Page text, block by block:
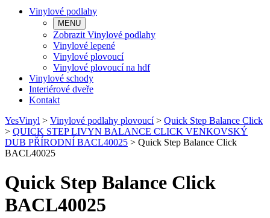
Vinylové podlahy
MENU
Zobrazit Vinylové podlahy
Vinylové lepené
Vinylové plovoucí
Vinylové plovoucí na hdf
Vinylové schody
Interiérové dveře
Kontakt
YesVinyl > Vinylové podlahy plovoucí> Quick Step Balance Click
> QUICK STEP LIVYN BALANCE CLICK VENKOVSKÝ
DUB PŘÍRODNÍ BACL40025 > Quick Step Balance Click
BACL40025
Quick Step Balance Click
BACL40025